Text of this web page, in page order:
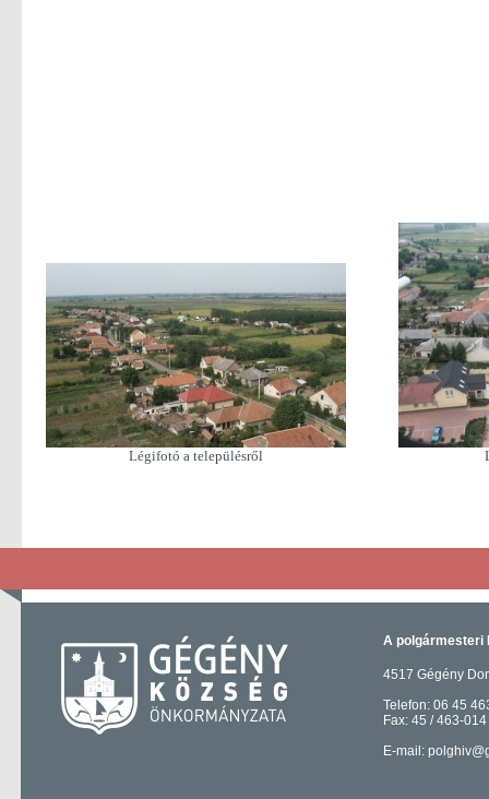
Légifotó a településről
A polgármesteri
4517 Gégény
Telefon: 06 45
Fax: 45 / 463-014
E-mail: